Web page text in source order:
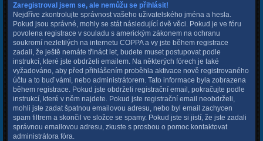
Zaregistroval jsem se, ale nemůžu se přihlásit!
Nejdříve zkontrolujte správnost vašeho uživatelského jména a hesla.
Pokud jsou správné, mohly se stát následující dvě věci. Pokud je ve fóru
povolena registrace v souladu s americkým zákonem na ochranu
soukromí nezletilých na internetu COPPA a vy jste během registrace
zadali, že ještě nemáte třináct let, budete muset postupovat podle
instrukcí, které jste obdrželi emailem. Na některých fórech je také
vyžadováno, aby před přihlášením proběhla aktivace nově registrovaného
účtu a to buď vámi, nebo administrátorem. Tato informace byla zobrazena
během registrace. Pokud jste obdrželi registrační email, pokračujte podle
instrukcí, které v něm najdete. Pokud jste registrační email neobdrželi,
mohli jste zadat špatnou emailovou adresu, nebo byl email zachycen
spam filtrem a skončil ve složce se spamy. Pokud jste si jistí, že jste zadali
správnou emailovou adresu, zkuste s prosbou o pomoc kontaktovat
administrátora fóra.